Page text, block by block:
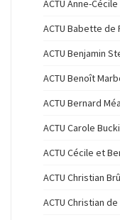
ACTU Anne-
ACTU Babette de
ACTU Benjamin
ACTU Benoît
ACTU Bernard
ACTU Carole
ACTU Cécile et
ACTU Christian
ACTU Christian